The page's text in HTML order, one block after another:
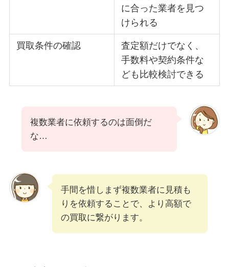
に合った業者を見つ
けられる
買取条件の確認
査定額だけでなく、
手数料や契約条件な
ども比較検討できる
複数業者に依頼するのは面倒だ
な…
手間を惜しまず複数業者に見積も
りを依頼することで、より高額で
の買取に繋がります。